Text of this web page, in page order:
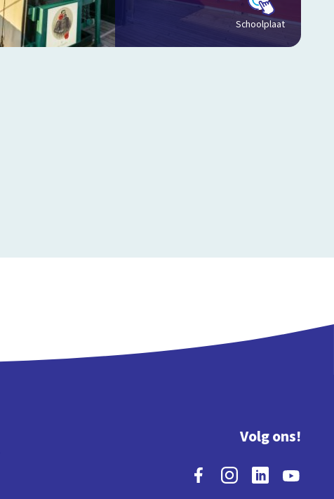
Schoolplaat
Volg ons!